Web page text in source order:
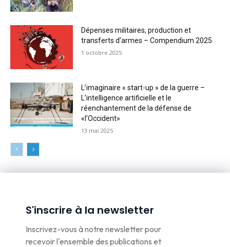
Dépenses militaires, production et
transferts d’armes – Compendium 2025
1 octobre 2025
L’imaginaire « start-up » de la guerre –
L’intelligence artificielle et le
réenchantement de la défense de
«l’Occident»
13 mai 2025
S'inscrire à la newsletter
Inscrivez-vous à notre newsletter pour
recevoir l'ensemble des publications et